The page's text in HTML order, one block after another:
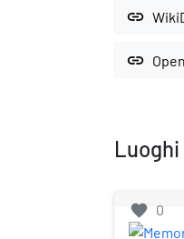
link
link
favorite 0